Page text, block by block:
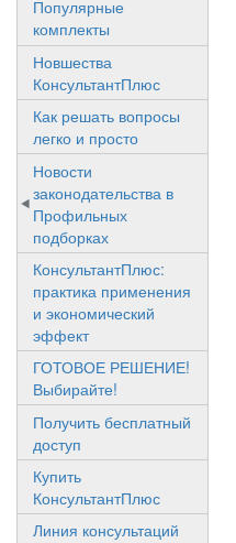
Популярные
комплекты
Новшества
КонсультантПлюс
Как решать вопросы
легко и просто
Новости
законодательства в
Профильных
подборках
КонсультантПлюс:
практика применения
и экономический
эффект
ГОТОВОЕ РЕШЕНИЕ!
Выбирайте!
Получить бесплатный
доступ
Купить
КонсультантПлюс
Линия консультаций